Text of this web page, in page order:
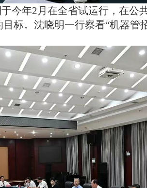
今年2月在全省试运行 ， 在公
标。沈晓明一行察看“机器管